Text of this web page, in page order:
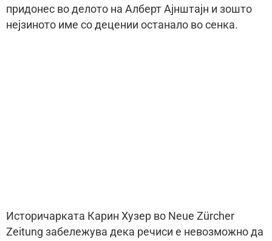
придонес во делото на Алберт Ајнштајн и зошто
нејзиното име со децении останало во сенка.
Историчарката Карин Хузер во Neue Zürcher
Zeitung забележува дека речиси е невозможно да